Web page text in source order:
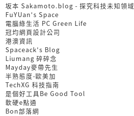
坂本 Sakamoto.blog - 探究科技未知領域
FuYUan's Space
電腦綠生活 PC Green Life
冠均網頁設計公司
港澳資訊
Spaceack's Blog
Liumang 碎碎念
Mayday麥帶先生
半熟態度-歐美加
TechXG 科技指南
是個好工具Be Good Tool
軟硬e點通
Bon部落網